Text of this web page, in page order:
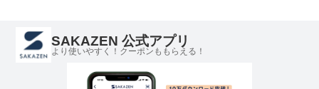
SAKAZEN 公式アプリ
より使いやすく！クーポンももらえる！